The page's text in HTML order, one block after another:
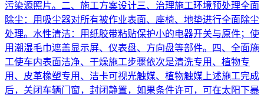
污染源照片。二、施工方案设计三、治理施工环境预处理全面
除尘：用吸尘器对所有被作业表面、座椅、地垫进行全面除尘
处理。水性清洁：用纸胶带粘贴保护小的电器开关与原件；使
用潮湿毛巾遮盖显示屏、仪表盘、方向盘等部件。四、全面施
工使车内表面洁净、干燥施工步骤依次是清洗专用、植物专
用、皮革橡塑专用、洁卡可视光触媒、植物触媒上述施工完成
后，关闭车辆门窗，封闭静置，如果条件许可，可在太阳下暴